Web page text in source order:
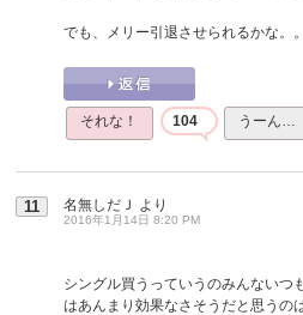
でも、メリー引退させられるかな。。
それな！ 104 うーん…
11 名無しだＪ より
2016年1月14日 8:20 PM
シングル買うっていうのみんないつ
はあんまり効果なさそうだと思うの